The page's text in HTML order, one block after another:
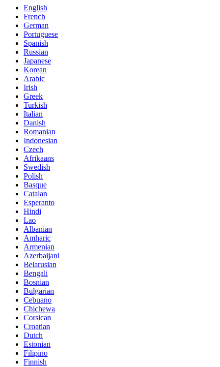
English
French
German
Portuguese
Spanish
Russian
Japanese
Korean
Arabic
Irish
Greek
Turkish
Italian
Danish
Romanian
Indonesian
Czech
Afrikaans
Swedish
Polish
Basque
Catalan
Esperanto
Hindi
Lao
Albanian
Amharic
Armenian
Azerbaijani
Belarusian
Bengali
Bosnian
Bulgarian
Cebuano
Chichewa
Corsican
Croatian
Dutch
Estonian
Filipino
Finnish